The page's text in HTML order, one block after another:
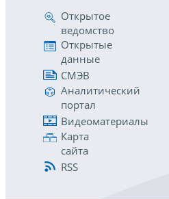
Открытое
ведомство
Открытые
данные
СМЭВ
Аналитический
портал
Видеоматериалы
Карта
сайта
RSS